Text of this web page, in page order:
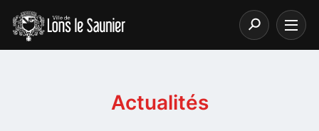
Actualités